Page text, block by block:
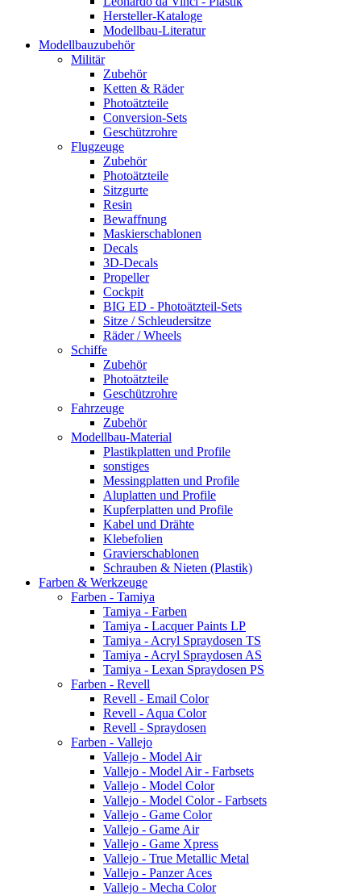
Hersteller-Kataloge
Modellbau-Literatur
Modellbauzubehör
Militär
Zubehör
Ketten & Räder
Photoätzteile
Conversion-Sets
Geschützrohre
Flugzeuge
Zubehör
Photoätzteile
Sitzgurte
Resin
Bewaffnung
Maskierschablonen
Decals
3D-Decals
Propeller
Cockpit
BIG ED - Photoätzteil-Sets
Sitze / Schleudersitze
Räder / Wheels
Schiffe
Zubehör
Photoätzteile
Geschützrohre
Fahrzeuge
Zubehör
Modellbau-Material
Plastikplatten und Profile
sonstiges
Messingplatten und Profile
Aluplatten und Profile
Kupferplatten und Profile
Kabel und Drähte
Klebefolien
Gravierschablonen
Schrauben & Nieten (Plastik)
Farben & Werkzeuge
Farben - Tamiya
Tamiya - Farben
Tamiya - Lacquer Paints LP
Tamiya - Acryl Spraydosen TS
Tamiya - Acryl Spraydosen AS
Tamiya - Lexan Spraydosen PS
Farben - Revell
Revell - Email Color
Revell - Aqua Color
Revell - Spraydosen
Farben - Vallejo
Vallejo - Model Air
Vallejo - Model Air - Farbsets
Vallejo - Model Color
Vallejo - Model Color - Farbsets
Vallejo - Game Color
Vallejo - Game Air
Vallejo - Game Xpress
Vallejo - True Metallic Metal
Vallejo - Panzer Aces
Vallejo - Mecha Color